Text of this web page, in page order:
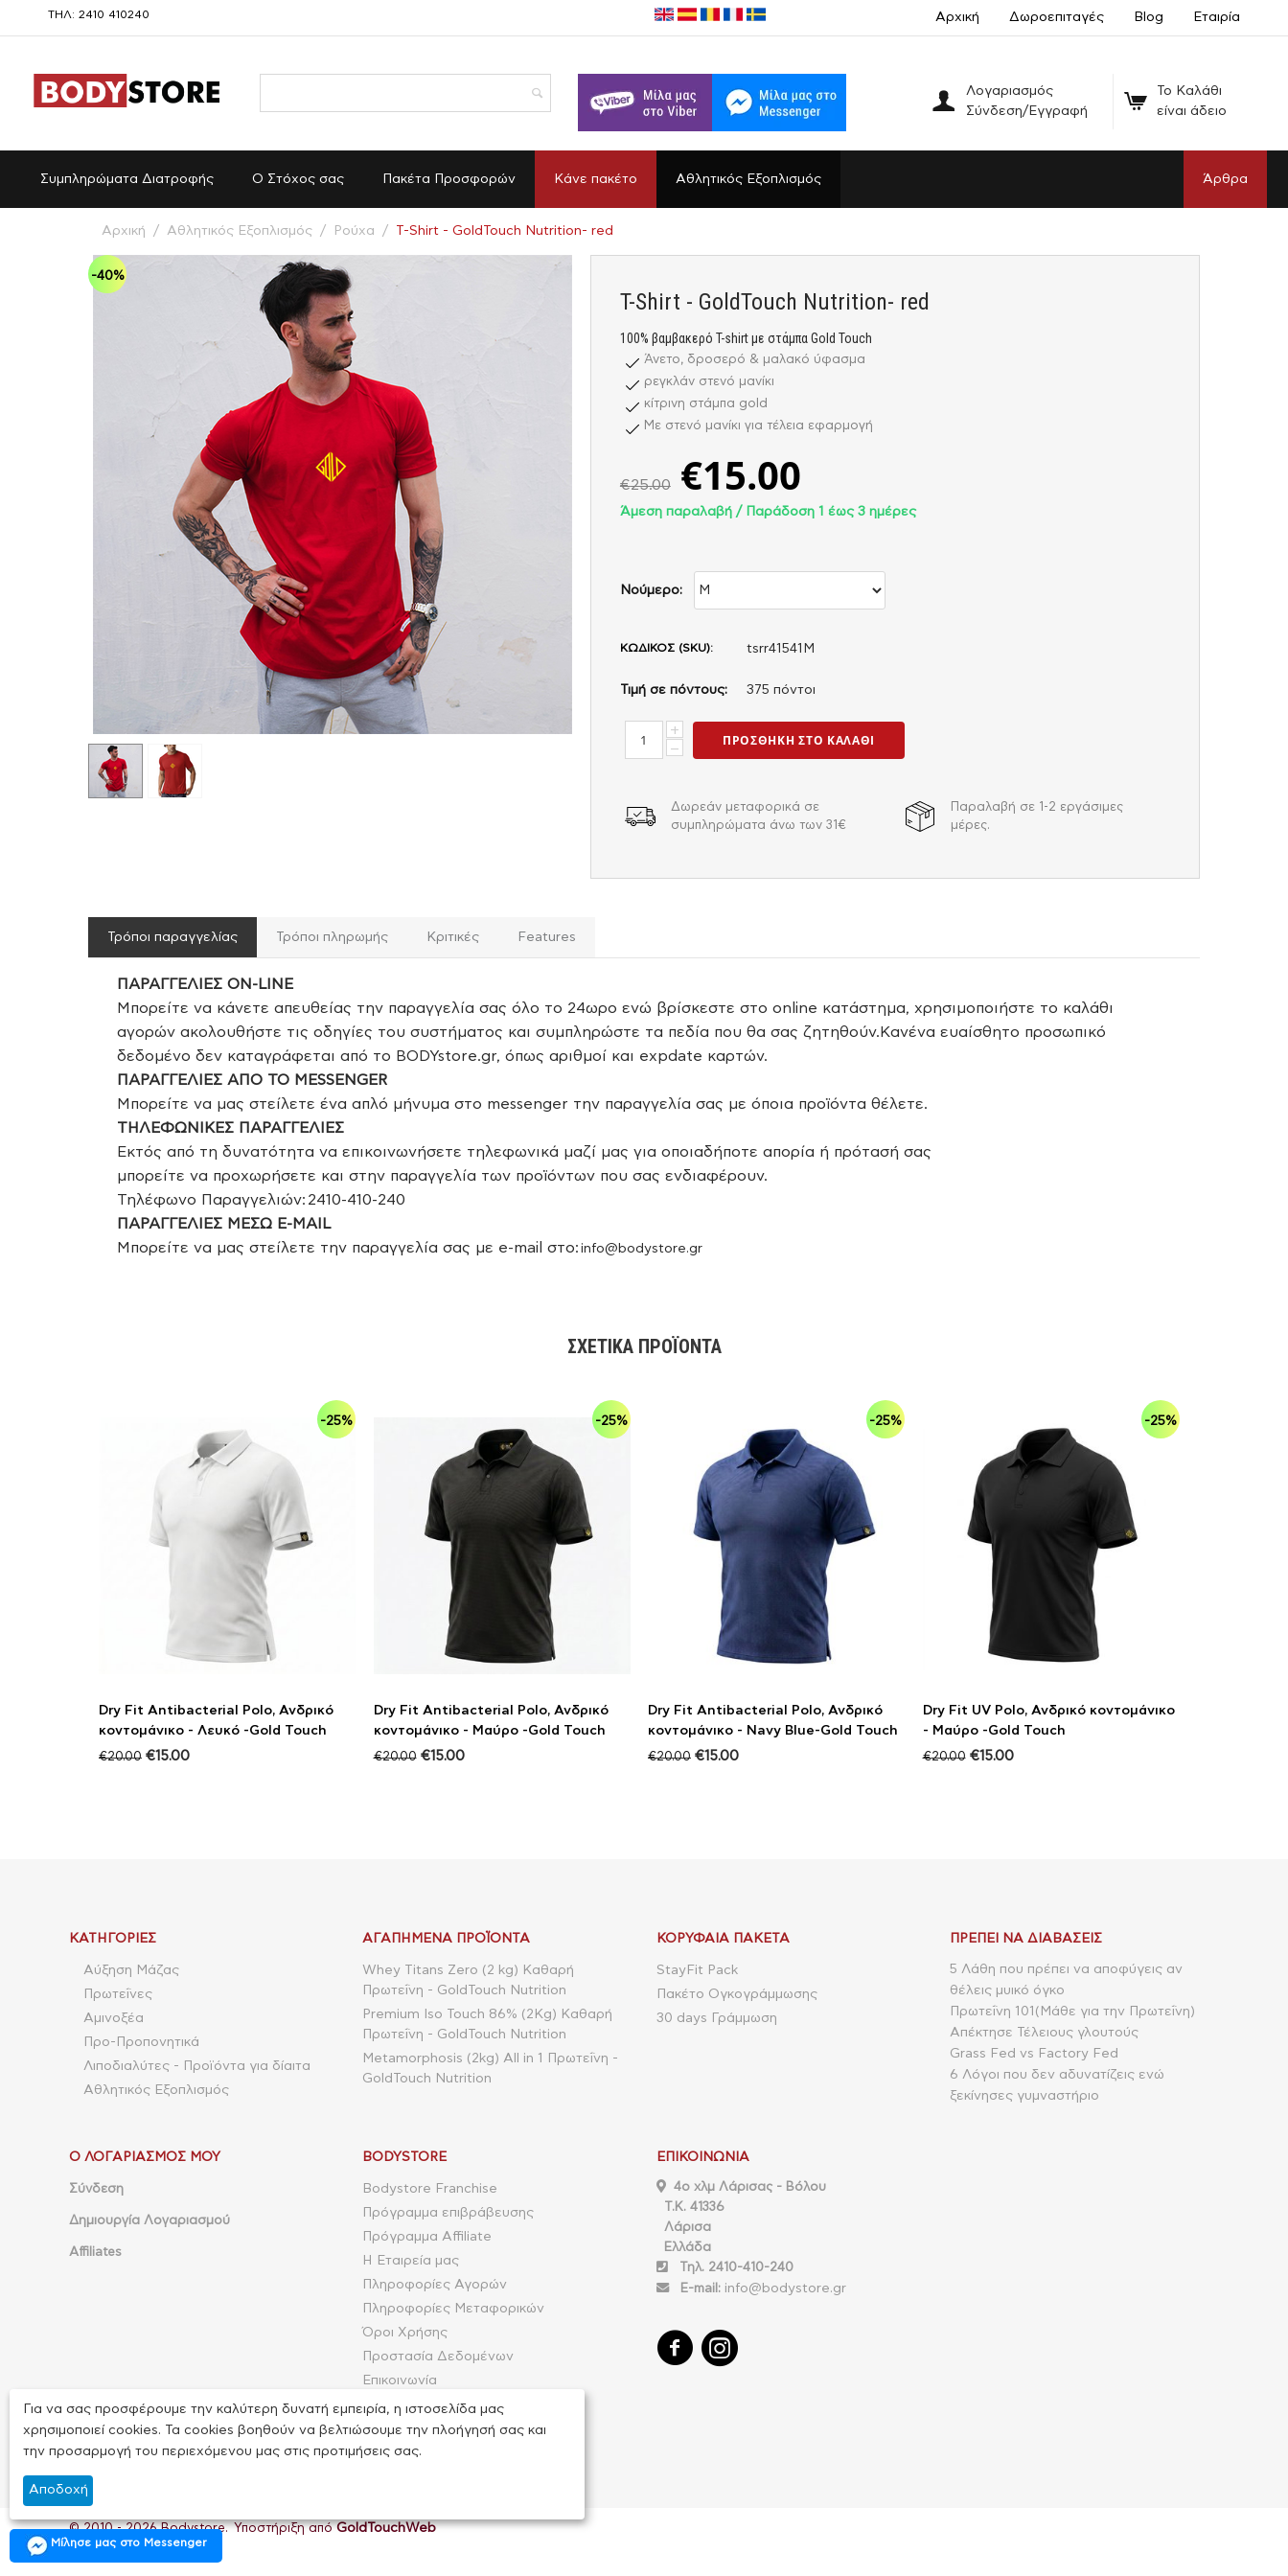
ΤΗΛ: 2410 410240 Αρχική Δωροεπιταγές Blog Εταιρία
Λογαριασμός
Σύνδεση/Εγγραφή
Το Καλάθι
είναι άδειο
Συμπληρώματα Διατροφής Ο Στόχος σας Πακέτα Προσφορών Κάνε πακέτο Αθλητικός Εξοπλισμός Άρθρα
Αρχική / Αθλητικός Εξοπλισμός / Ρούχα / T-Shirt - GoldTouch Nutrition- red
-40%
T-Shirt - GoldTouch Nutrition- red
100% βαμβακερό T-shirt με στάμπα Gold Touch
Άνετο, δροσερό & μαλακό ύφασμα
ρεγκλάν στενό μανίκι
κίτρινη στάμπα gold
Με στενό μανίκι για τέλεια εφαρμογή
€25.00 €15.00
Άμεση παραλαβή / Παράδoση 1 έως 3 ημέρες
Νούμερο:
ΚΩΔΙΚΟΣ (SKU): tsrr41541M
Τιμή σε πόντους: 375 πόντοι
+
−
ΠΡΟΣΘΉΚΗ ΣΤΟ ΚΑΛΆΘΙ
Δωρεάν μεταφορικά σε
συμπληρώματα άνω των 31€
Παραλαβή σε 1-2 εργάσιμες
μέρες.
Τρόποι παραγγελίας Τρόποι πληρωμής Κριτικές Features
ΠΑΡΑΓΓΕΛΙΕΣ ON-LINE
Μπορείτε να κάνετε απευθείας την παραγγελία σας όλο το 24ωρο ενώ βρίσκεστε στο online κατάστημα, χρησιμοποιήστε το καλάθι
αγορών ακολουθήστε τις οδηγίες του συστήματος και συμπληρώστε τα πεδία που θα σας ζητηθούν.Κανένα ευαίσθητο προσωπικό
δεδομένο δεν καταγράφεται από το BODYstore.gr, όπως αριθμοί και expdate καρτών.
ΠΑΡΑΓΓΕΛΙΕΣ ΑΠΟ ΤΟ MESSENGER
Μπορείτε να μας στείλετε ένα απλό μήνυμα στο messenger την παραγγελία σας με όποια προϊόντα θέλετε.
ΤΗΛΕΦΩΝΙΚΕΣ ΠΑΡΑΓΓΕΛΙΕΣ
Εκτός από τη δυνατότητα να επικοινωνήσετε τηλεφωνικά μαζί μας για οποιαδήποτε απορία ή πρότασή σας
μπορείτε να προχωρήσετε και στην παραγγελία των προϊόντων που σας ενδιαφέρουν.
Τηλέφωνo Παραγγελιών: 2410-410-240
ΠΑΡΑΓΓΕΛΙΕΣ ΜΕΣΩ E-MAIL
Μπορείτε να μας στείλετε την παραγγελία σας με e-mail στο: info@bodystore.gr
ΣΧΕΤΙΚΆ ΠΡΟΪΌΝΤΑ
-25%
Dry Fit Antibacterial Polo, Ανδρικό
κοντομάνικο - Λευκό -Gold Touch
€20.00 €15.00
-25%
Dry Fit Antibacterial Polo, Ανδρικό
κοντομάνικο - Μαύρο -Gold Touch
€20.00 €15.00
-25%
Dry Fit Antibacterial Polo, Ανδρικό
κοντομάνικο - Navy Blue-Gold Touch
€20.00 €15.00
-25%
Dry Fit UV Polo, Ανδρικό κοντομάνικο
- Μαύρο -Gold Touch
€20.00 €15.00
ΚΑΤΗΓΟΡΊΕΣ
Αύξηση Μάζας
Πρωτεΐνες
Αμινοξέα
Προ-Προπονητικά
Λιποδιαλύτες - Προϊόντα για δίαιτα
Αθλητικός Εξοπλισμός
ΑΓΑΠΗΜΈΝΑ ΠΡΟΪΌΝΤΑ
Whey Titans Zero (2 kg) Καθαρή
Πρωτεΐνη - GoldTouch Nutrition
Premium Iso Touch 86% (2Kg) Καθαρή
Πρωτεΐνη - GoldTouch Nutrition
Metamorphosis (2kg) All in 1 Πρωτεΐνη -
GoldTouch Nutrition
ΚΟΡΥΦΑΊΑ ΠΑΚΈΤΑ
StayFit Pack
Πακέτο Ογκογράμμωσης
30 days Γράμμωση
ΠΡΈΠΕΙ ΝΑ ΔΙΑΒΆΣΕΙΣ
5 Λάθη που πρέπει να αποφύγεις αν
θέλεις μυικό όγκο
Πρωτεΐνη 101(Μάθε για την Πρωτεΐνη)
Απέκτησε Τέλειους γλουτούς
Grass Fed vs Factory Fed
6 Λόγοι που δεν αδυνατίζεις ενώ
ξεκίνησες γυμναστήριο
Ο ΛΟΓΑΡΙΑΣΜΌΣ ΜΟΥ
Σύνδεση
Δημιουργία Λογαριασμού
Affiliates
BODYSTORE
Bodystore Franchise
Πρόγραμμα επιβράβευσης
Πρόγραμμα Affiliate
Η Εταιρεία μας
Πληροφορίες Αγορών
Πληροφορίες Μεταφορικών
Όροι Χρήσης
Προστασία Δεδομένων
Επικοινωνία
Φόρμα επιστροφής παραγγελίας
Site Map
ΕΠΙΚΟΙΝΩΝΊΑ
4o χλμ Λάρισας - Βόλου
Τ.Κ. 41336
Λάρισα
Ελλάδα
Τηλ. 2410-410-240
E-mail: info@bodystore.gr
Μίλησε μας στο Messenger
© 2010 - 2026 Bodystore. Υποστήριξη απόGoldTouchWeb
Για να σας προσφέρουμε την καλύτερη δυνατή εμπειρία, η ιστοσελίδα μας
χρησιμοποιεί cookies. Τα cookies βοηθούν να βελτιώσουμε την πλοήγησή σας και
την προσαρμογή του περιεχόμενου μας στις προτιμήσεις σας.
Αποδοχή